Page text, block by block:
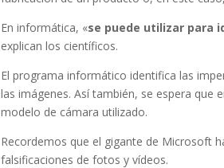
En informática, «se puede utilizar para
explican los científicos.
El programa informático identifica las
las imágenes. Así también, se espera que
modelo de cámara utilizado.
Recordemos que el gigante de Microsoft
falsificaciones de fotos y vídeos.